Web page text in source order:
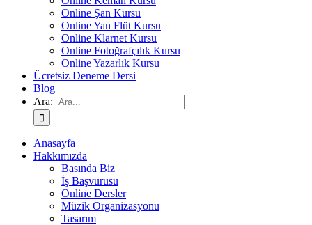
Online Şan Kursu
Online Yan Flüt Kursu
Online Klarnet Kursu
Online Fotoğrafçılık Kursu
Online Yazarlık Kursu
Ücretsiz Deneme Dersi
Blog
Ara:
Anasayfa
Hakkımızda
Basında Biz
İş Başvurusu
Online Dersler
Müzik Organizasyonu
Tasarım